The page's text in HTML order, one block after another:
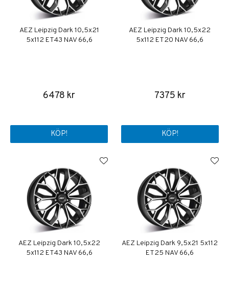
AEZ Leipzig Dark 10,5x21
5x112 ET43 NAV 66,6
6478 kr
KÖP!
AEZ Leipzig Dark 10,5x22
5x112 ET20 NAV 66,6
7375 kr
KÖP!
AEZ Leipzig Dark 10,5x22
5x112 ET43 NAV 66,6
AEZ Leipzig Dark 9,5x21 5x112
ET25 NAV 66,6